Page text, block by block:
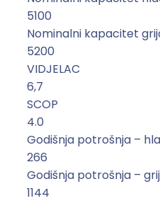
L
L
-
1
8
3
2
I
A
-
1
5
5100
Nominalni kapacitet
5200
VIDJELAC
6,7
SCOP
4.0
Godišnja potrošnja –
266
Godišnja potrošnja –
1144